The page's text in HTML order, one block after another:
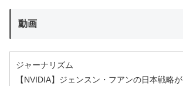
動画
ジャーナリズム
【NVIDIA】ジェンスン・フアンの日本戦略が